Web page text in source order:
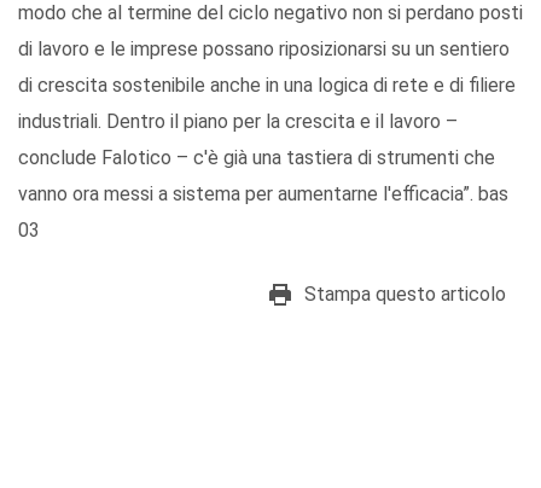
modo che al termine del ciclo negativo non si perdano posti
di lavoro e le imprese possano riposizionarsi su un sentiero
di crescita sostenibile anche in una logica di rete e di filiere
industriali. Dentro il piano per la crescita e il lavoro –
conclude Falotico – c'è già una tastiera di strumenti che
vanno ora messi a sistema per aumentarne l'efficacia”. bas
03
Stampa questo articolo